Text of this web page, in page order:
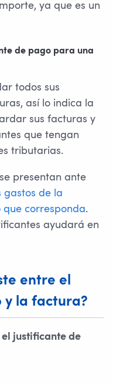
ya que es un
de pago para una
todos sus
así lo indica la
sus facturas y
que tengan
tributarias.
presentan ante
gastos de la
corresponda.
ayudará en
entre el
y la factura?
justificante de